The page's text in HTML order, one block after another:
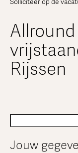
Solliciteer op de
Rijssen
Jouw